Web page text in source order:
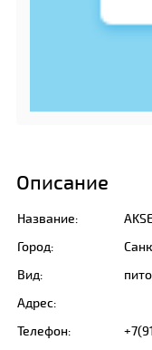
Описание
Название:
Город:
Вид:
Адрес:
Телефон: